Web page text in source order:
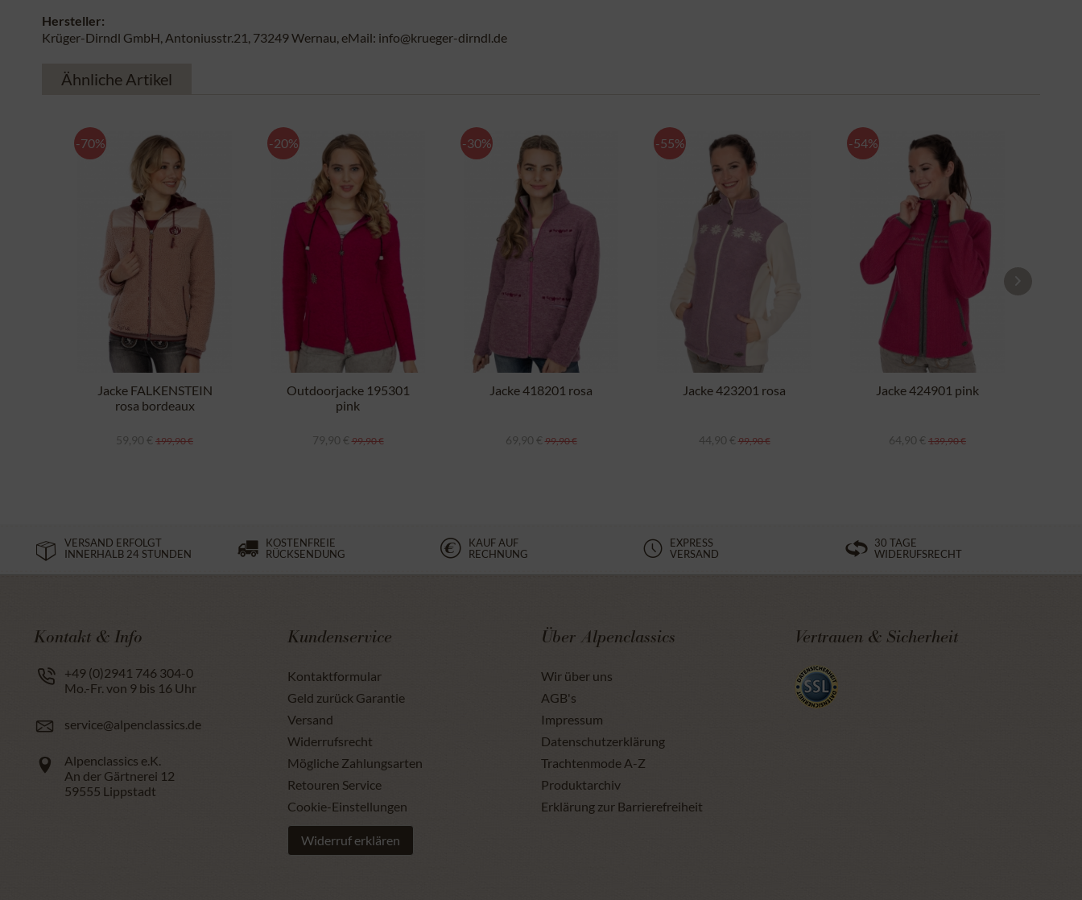
Hersteller:
Krüger-Dirndl GmbH, Antoniusstr.21, 73249 Wernau, eMail: info@krueger-dirndl.de
Ähnliche Artikel
-70%
Jacke FALKENSTEIN
rosa bordeaux
59,90 € 199,90 €
-20%
Outdoorjacke 195301
pink
79,90 € 99,90 €
-30%
Jacke 418201 rosa
69,90 € 99,90 €
-55%
Jacke 423201 rosa
44,90 € 99,90 €
-54%
Jacke 424901 pink
64,90 € 139,90 €
VERSAND ERFOLGT
INNERHALB 24 STUNDEN
KOSTENFREIE
RÜCKSENDUNG
KAUF AUF
RECHNUNG
EXPRESS
VERSAND
30 TAGE
WIDERUFSRECHT
Kontakt & Info
+49 (0)2941 746 304-0
Mo.-Fr. von 9 bis 16 Uhr
service@alpenclassics.de
Alpenclassics e.K.
An der Gärtnerei 12
59555 Lippstadt
Kundenservice
Kontaktformular
Geld zurück Garantie
Versand
Widerrufsrecht
Mögliche Zahlungsarten
Retouren Service
Cookie-Einstellungen
Widerruf erklären
Über Alpenclassics
Wir über uns
AGB's
Impressum
Datenschutzerklärung
Trachtenmode A-Z
Produktarchiv
Erklärung zur Barrierefreiheit
Vertrauen & Sicherheit